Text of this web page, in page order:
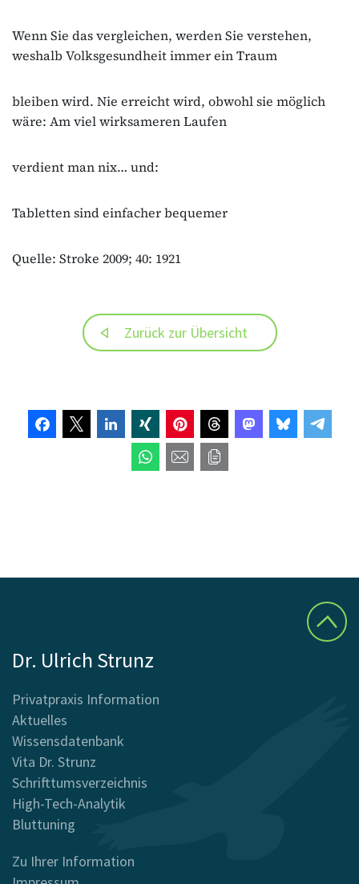
Wenn Sie das vergleichen, werden Sie verstehen,
weshalb Volksgesundheit immer ein Traum
bleiben wird. Nie erreicht wird, obwohl sie möglich
wäre: Am viel wirksameren Laufen
verdient man nix… und:
Tabletten sind einfacher bequemer
Quelle: Stroke 2009; 40: 1921
Zurück zur Übersicht
Dr. Ulrich Strunz
Privatpraxis Information
Aktuelles
Wissensdatenbank
Vita Dr. Strunz
Schrifttumsverzeichnis
High-Tech-Analytik
Bluttuning
Zu Ihrer Information